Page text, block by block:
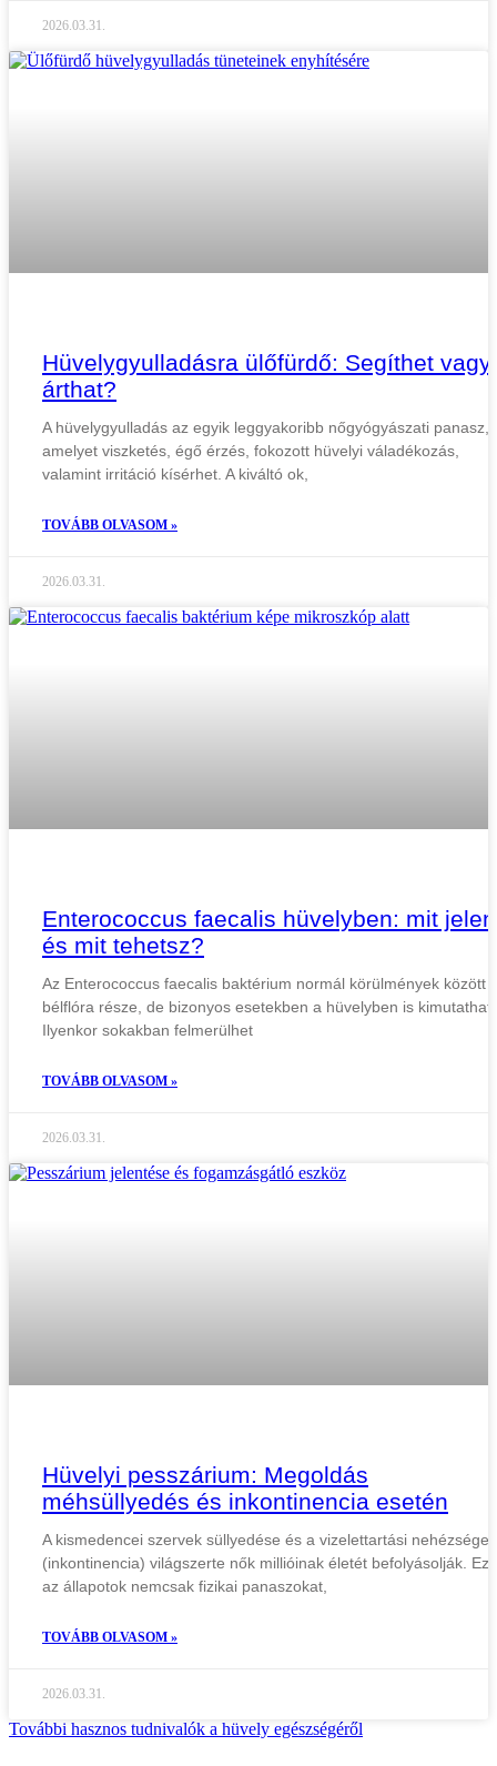
2026.03.31.
Hüvelygyulladásra ülőfürdő: Segíthet vagy
árthat?
A hüvelygyulladás az egyik leggyakoribb nőgyógyászati panasz,
amelyet viszketés, égő érzés, fokozott hüvelyi váladékozás,
valamint irritáció kísérhet. A kiváltó ok,
TOVÁBB OLVASOM »
2026.03.31.
Enterococcus faecalis hüvelyben: mit
és mit tehetsz?
Az Enterococcus faecalis baktérium normál körülmények között
bélflóra része, de bizonyos esetekben a hüvelyben is
Ilyenkor sokakban felmerülhet
TOVÁBB OLVASOM »
2026.03.31.
Hüvelyi pesszárium: Megoldás
méhsüllyedés és inkontinencia esetén
A kismedencei szervek süllyedése és a vizelettartási nehézségek
(inkontinencia) világszerte nők millióinak életét befolyásolják.
az állapotok nemcsak fizikai panaszokat,
TOVÁBB OLVASOM »
2026.03.31.
További hasznos tudnivalók a hüvely egészségéről